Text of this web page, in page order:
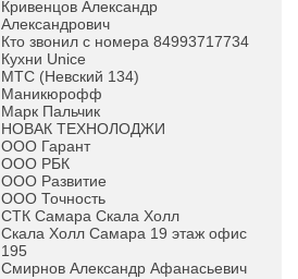
Кривенцов Александр
Александрович
Кто звонил с номера 84993717734
Кухни Unice
МТС (Невский 134)
Маникюрофф
Марк Пальчик
НОВАК ТЕХНОЛОДЖИ
ООО Гарант
ООО РБК
ООО Развитие
ООО Точность
СТК Самара Скала Холл
Скала Холл Самара 19 этаж офис
195
Смирнов Александр Афанасьевич